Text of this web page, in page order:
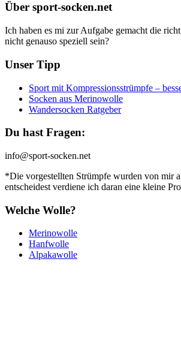
Über sport-socken.net
Ich haben es mi zur Aufgabe gemacht die
nicht genauso speziell sein?
Unser Tipp
Sport mit Kompressionsstrümpfe –
Socken aus Merinowolle
Wandersocken Ratgeber
Du hast Fragen:
info@sport-socken.net
*Die vorgestellten Strümpfe wurden von mir
entscheidest verdiene ich daran eine kleine
Welche Wolle?
Merinowolle
Hanfwolle
Alpakawolle